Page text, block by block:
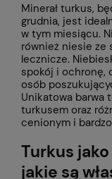
Minerał turkus,
grudnia, jest
w tym miesiącu.
również niesie ze
lecznicze.
spokój i ochronę,
osób
Unikatowa barwa
turkusem oraz
cenionym i
Turkus
jakie są